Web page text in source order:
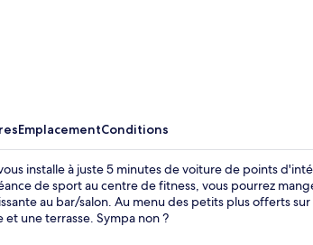
EmplacementConditions
installe à juste 5 minutes de voiture de points
de sport au centre de fitness, vous pourrez
au bar/salon. Au menu des petits plus offerts
une terrasse. Sympa non ?